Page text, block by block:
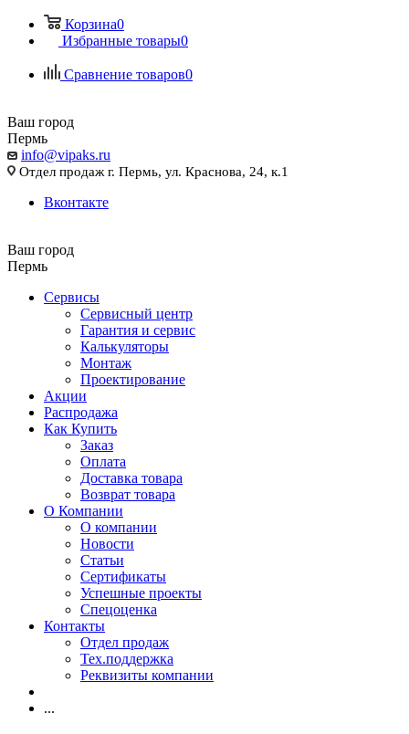
Корзина0
Избранные товары0
Сравнение товаров0
Ваш город
Пермь
info@vipaks.ru
Отдел продаж г. Пермь, ул. Краснова, 24, к.1
Вконтакте
Ваш город
Пермь
Сервисы
Сервисный центр
Гарантия и сервис
Калькуляторы
Монтаж
Проектирование
Акции
Распродажа
Как Купить
Заказ
Оплата
Доставка товара
Возврат товара
О Компании
О компании
Новости
Статьи
Сертификаты
Успешные проекты
Спецоценка
Контакты
Отдел продаж
Тех.поддержка
Реквизиты компании
...